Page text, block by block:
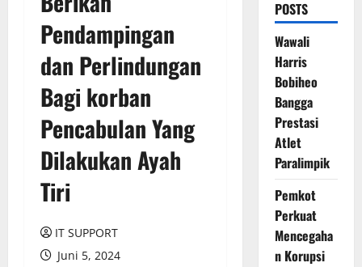
Pendampingan
dan Perlindungan
Bagi korban
Pencabulan Yang
Dilakukan Ayah
Tiri
IT SUPPORT
Juni 5, 2024
POSTS
Wawali
Harris
Bobiheo
Bangga
Prestasi
Atlet
Paralimpik
Pemkot
Perkuat
Mencegaha
n Korupsi